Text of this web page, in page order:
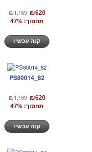
₪1,169 ₪620
תחסוך: 47%
PS80014_82
₪1,169 ₪620
תחסוך: 47%